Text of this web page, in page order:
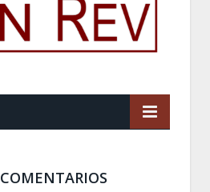
COMENTARIOS